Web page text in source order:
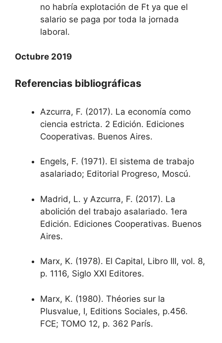
no habría explotación de Ft ya que el
salario se paga por toda la jornada
laboral.
Octubre 2019
Referencias bibliográficas
Azcurra, F. (2017). La economía como
ciencia estricta. 2 Edición. Ediciones
Cooperativas. Buenos Aires.
Engels, F. (1971). El sistema de trabajo
asalariado; Editorial Progreso, Moscú.
Madrid, L. y Azcurra, F. (2017). La
abolición del trabajo asalariado. 1era
Edición. Ediciones Cooperativas. Buenos
Aires.
Marx, K. (1978). El Capital, Libro III, vol. 8,
p. 1116, Siglo XXI Editores.
Marx, K. (1980). Théories sur la
Plusvalue, I, Editions Sociales, p.456.
FCE; TOMO 12, p. 362 París.